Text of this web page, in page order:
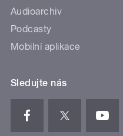
Audioarchiv
Podcasty
Mobilní aplikace
Sledujte nás